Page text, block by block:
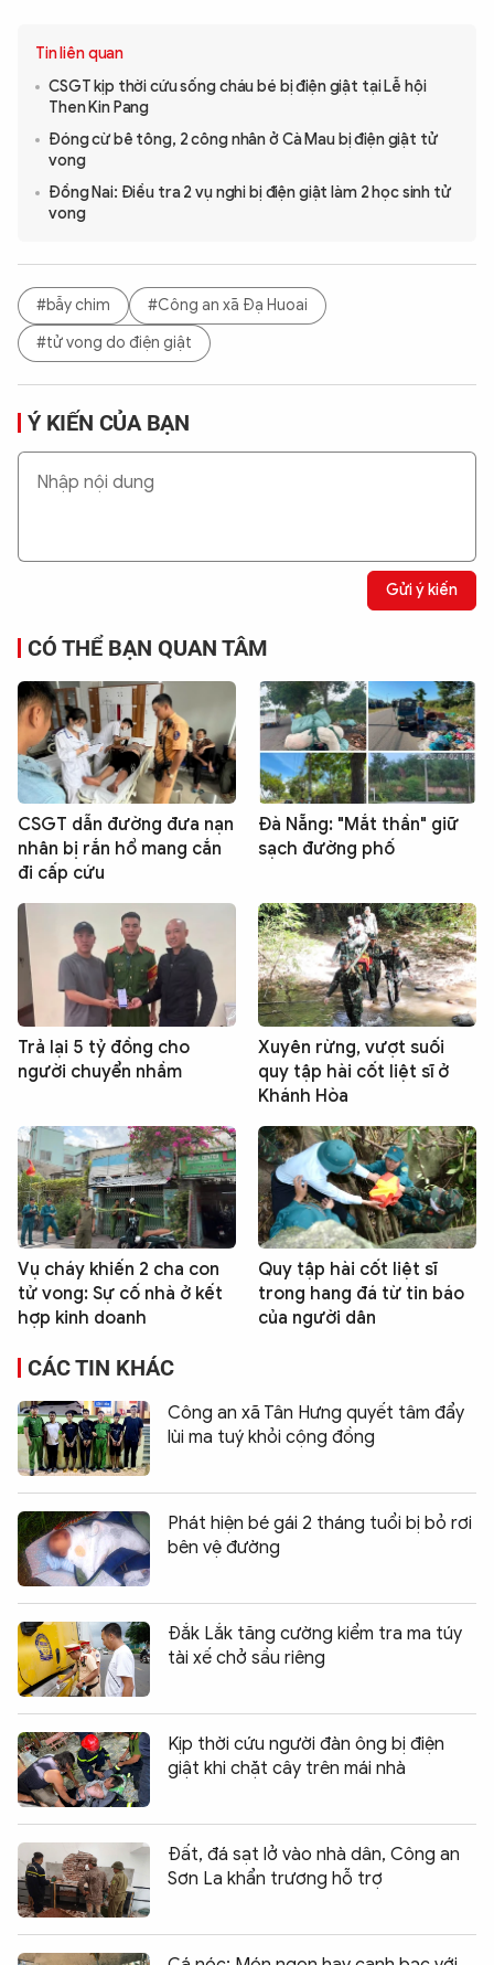
Tin liên quan
CSGT kịp thời cứu sống cháu bé bị điện giật tại Lễ hội
Then Kin Pang
Đóng cừ bê tông, 2 công nhân ở Cà Mau bị điện giật tử
vong
Đồng Nai: Điều tra 2 vụ nghi bị điện giật làm 2 học sinh tử
vong
#bẫy chim
#Công an xã Đạ Huoai
#tử vong do điện giật
Ý KIẾN CỦA BẠN
Gửi ý kiến
CÓ THỂ BẠN QUAN TÂM
CSGT dẫn đường đưa nạn
nhân bị rắn hổ mang cắn
đi cấp cứu
Đà Nẵng: "Mắt thần" giữ
sạch đường phố
Trả lại 5 tỷ đồng cho
người chuyển nhầm
Xuyên rừng, vượt suối
quy tập hài cốt liệt sĩ ở
Khánh Hòa
Vụ cháy khiến 2 cha con
tử vong: Sự cố nhà ở kết
hợp kinh doanh
Quy tập hài cốt liệt sĩ
trong hang đá từ tin báo
của người dân
CÁC TIN KHÁC
Công an xã Tân Hưng quyết tâm đẩy
lùi ma tuý khỏi cộng đồng
Phát hiện bé gái 2 tháng tuổi bị bỏ rơi
bên vệ đường
Đắk Lắk tăng cường kiểm tra ma túy
tài xế chở sầu riêng
Kịp thời cứu người đàn ông bị điện
giật khi chặt cây trên mái nhà
Đất, đá sạt lở vào nhà dân, Công an
Sơn La khẩn trương hỗ trợ